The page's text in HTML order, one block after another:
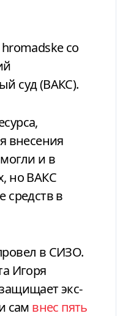
hromadske со
суд (ВАКС).
внесения
и в
но ВАКС
средств в
в СИЗО.
Игоря
экс-
сам внес пять